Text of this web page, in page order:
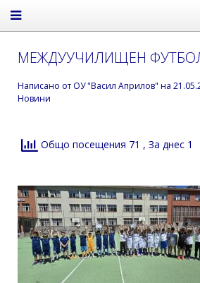
МЕЖДУУЧИЛИЩЕН
Написано от ОУ "Васил Априлов" на
Новини
Общо посещения 71 , За днес 1